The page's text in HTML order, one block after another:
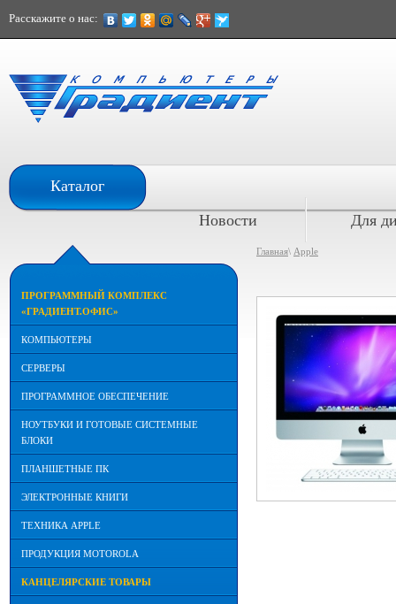
Расскажите о нас:
Каталог
Новости
Для
ПРОГРАММНЫЙ КОМПЛЕКС
«ГРАДИЕНТ.ОФИС»
КОМПЬЮТЕРЫ
СЕРВЕРЫ
ПРОГРАММНОЕ ОБЕСПЕЧЕНИЕ
НОУТБУКИ И ГОТОВЫЕ СИСТЕМНЫЕ
БЛОКИ
ПЛАНШЕТНЫЕ ПК
ЭЛЕКТРОННЫЕ КНИГИ
ТЕХНИКА APPLE
ПРОДУКЦИЯ MOTOROLA
КАНЦЕЛЯРСКИЕ ТОВАРЫ
Главная\ Apple